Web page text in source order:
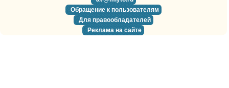
Обращение к пользователям
Для правообладателей
Реклама на сайте